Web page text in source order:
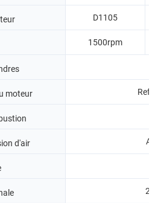
D1105
1500rpm
moteur
d'air